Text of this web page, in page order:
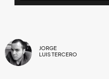
JORGE
LUIS TERCERO